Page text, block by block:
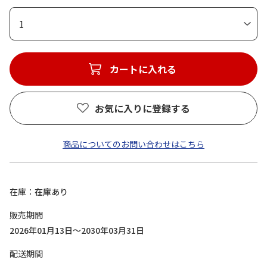
1
カートに入れる
お気に入りに登録する
商品についてのお問い合わせはこちら
在庫
在庫あり
販売期間
2026年01月13日～2030年03月31日
配送期間